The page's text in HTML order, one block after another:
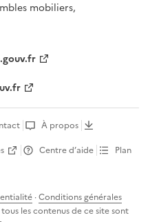
mobiliers,
À propos
Centre d’aide
Plan
·Conditions générales
les contenus de ce site sont